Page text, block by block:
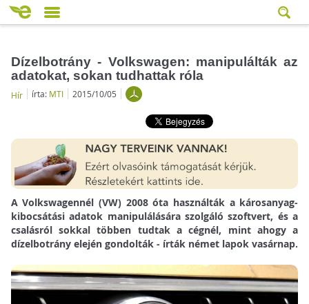
Dízelbotrány - Volkswagen: manipulálták az
adatokat, sokan tudhattak róla
Hír írta: MTI 2015/10/05
A Volkswagennél (VW) 2008 óta használták a károsanyag-
kibocsátási adatok manipulálására szolgáló szoftvert, és a
csalásról sokkal többen tudtak a cégnél, mint ahogy a
dízelbotrány elején gondolták - írták német lapok vasárnap.